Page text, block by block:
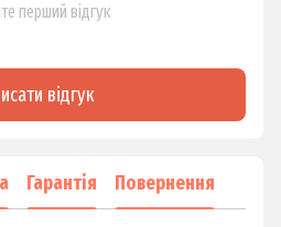
перший відгук
відгук
Гарантія Повернення